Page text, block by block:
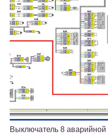
Выключатель 8 аварийной